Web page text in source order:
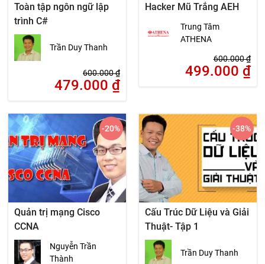
Toàn tập ngôn ngữ lập
trình C#
Trần Duy Thanh
600.000₫
479.000 ₫
Hacker Mũ Trắng AEH
Trung Tâm
ATHENA
600.000₫
499.000 ₫
Quản trị mạng Cisco
CCNA
Nguyễn Trần
Thành
-20%
Cấu Trúc Dữ Liệu và Giải
Thuật- Tập 1
Trần Duy Thanh
-38%